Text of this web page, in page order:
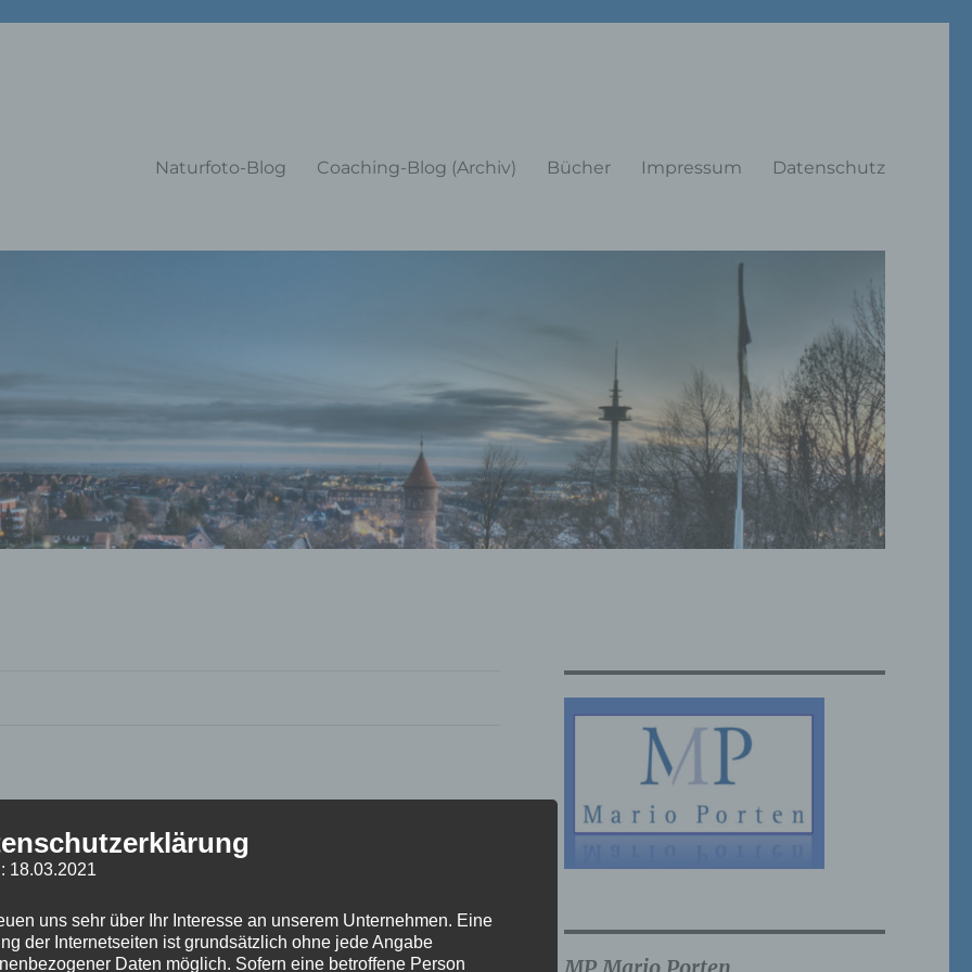
Naturfoto-Blog Coaching-Blog (Archiv) Bücher Impressum Datenschutz
18.03.2021
uns sehr über Ihr Interesse an unserem Unternehmen. Eine
der Internetseiten ist grundsätzlich ohne jede Angabe
Daten möglich. Sofern eine betroffene Person